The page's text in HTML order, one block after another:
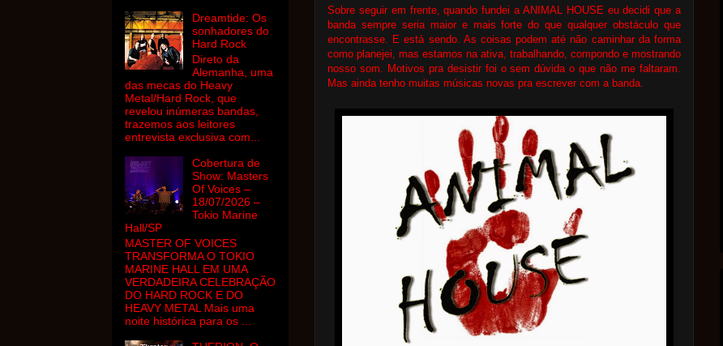
Sobre seguir em frente, quando fundei a ANIMAL HOUSE eu decidi que a
banda sempre seria maior e mais forte do que qualquer obstáculo que
encontrasse. E está sendo. As coisas podem até não caminhar da forma
como planejei, mas estamos na ativa, trabalhando, compondo e mostrando
nosso som. Motivos pra desistir foi o sem dúvida o que não me faltaram.
Mas ainda tenho muitas músicas novas pra escrever com a banda.
Dreamtide: Os
sonhadores do
Hard Rock
Direto da
Alemanha, uma
das mecas do Heavy
Metal/Hard Rock, que
revelou inúmeras bandas,
trazemos aos leitores
entrevista exclusiva com...
Cobertura de
Show: Masters
Of Voices –
18/07/2026 –
Tokio Marine
Hall/SP
MASTER OF VOICES
TRANSFORMA O TOKIO
MARINE HALL EM UMA
VERDADEIRA CELEBRAÇÃO
DO HARD ROCK E DO
HEAVY METAL Mais uma
noite histórica para os ...